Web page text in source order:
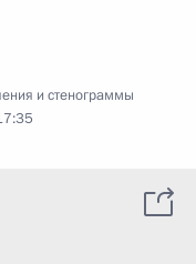
и стенограммы